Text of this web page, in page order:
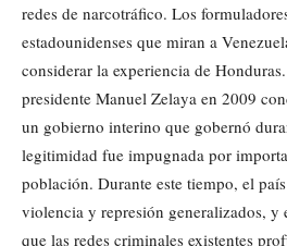
redes de narcotráfico. Los
estadounidenses que miran a
considerar la experiencia de
presidente Manuel Zelaya en 2009
un gobierno interino que gobernó
legitimidad fue impugnada por
población. Durante este tiempo, el
violencia y represión generalizados, y
que las redes criminales existentes